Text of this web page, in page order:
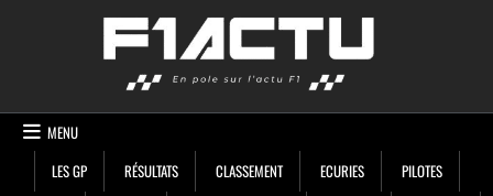
MENU
LES GP
RÉSULTATS CLASSEMENT ECURIES
PILOTES